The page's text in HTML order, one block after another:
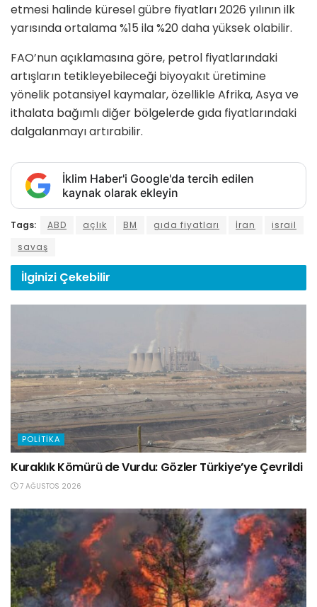
etmesi halinde küresel gübre fiyatları 2026 yılının ilk
yarısında ortalama %15 ila %20 daha yüksek olabilir.
FAO’nun açıklamasına göre, petrol fiyatlarındaki
artışların tetikleyebileceği biyoyakıt üretimine
yönelik potansiyel kaymalar, özellikle Afrika, Asya ve
ithalata bağımlı diğer bölgelerde gıda fiyatlarındaki
dalgalanmayı artırabilir.
İklim Haber'i Google'da tercih edilen
kaynak olarak ekleyin
Tags: ABD açlık BM gıda fiyatları İran
israil
savaş
İlginizi Çekebilir
POLITIKA
Kuraklık Kömürü de Vurdu: Gözler Türkiye’ye Çevrildi
7 AĞUSTOS 2026